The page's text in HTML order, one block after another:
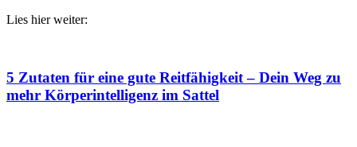
Lies hier weiter:
5 Zutaten für eine gute Reitfähigkeit – Dein Weg zu
mehr Körperintelligenz im Sattel